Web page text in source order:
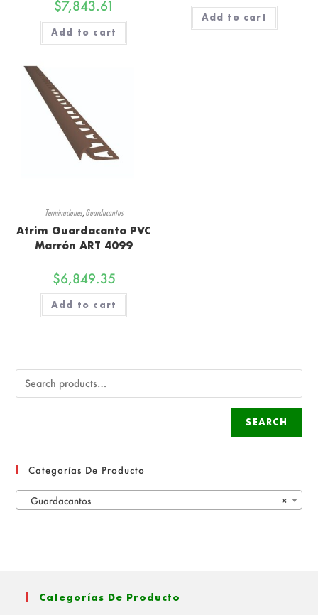
$7,843.61
Add to cart
Add to cart
Terminaciones, Guardacantos
Atrim Guardacanto PVC
Marrón ART 4099
$6,849.35
Add to cart
SEARCH
Categorías De Producto
×
Guardacantos
Categorías De Producto